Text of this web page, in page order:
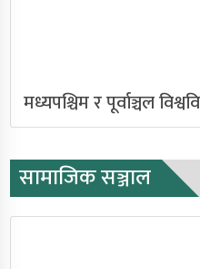
मध्यपश्चिम र पूर्वाञ्चल
सामाजिक सञ्जाल